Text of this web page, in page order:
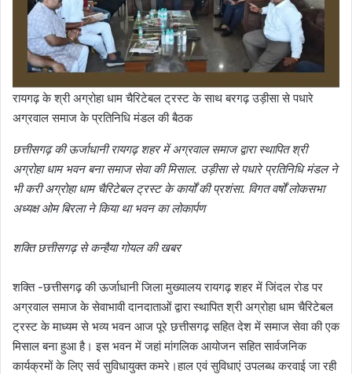
रायगढ़ के श्री अग्रोहा धाम चैरिटेबल ट्रस्ट के साथ बरगढ़ उड़ीसा से पधारे
अग्रवाल समाज के प्रतिनिधि मंडल की बैठक
छत्तीसगढ़ की ऊर्जाधानी रायगढ़ शहर में अग्रवाल समाज द्वारा स्थापित श्री
अग्रोहा धाम भवन बना समाज सेवा की मिसाल. उड़ीसा से पधारे प्रतिनिधि मंडल ने
भी करी अग्रोहा धाम चैरिटेबल ट्रस्ट के कार्यों की प्रशंसा. विगत वर्षों लोकसभा
अध्यक्ष ओम बिरला ने किया था भवन का लोकार्पण
शक्ति छत्तीसगढ़ से कन्हैया गोयल की खबर
शक्ति -छत्तीसगढ़ की ऊर्जाधानी जिला मुख्यालय रायगढ़ शहर में जिंदल रोड पर
अग्रवाल समाज के सेवाभावी दानदाताओं द्वारा स्थापित श्री अग्रोहा धाम चैरिटेबल
ट्रस्ट के माध्यम से भव्य भवन आज पूरे छत्तीसगढ़ सहित देश में समाज सेवा की एक
मिसाल बना हुआ है। इस भवन में जहां मांगलिक आयोजन सहित सार्वजनिक
कार्यक्रमों के लिए सर्व सुविधायुक्त कमरे।हाल एवं सुविधाएं उपलब्ध करवाई जा रही